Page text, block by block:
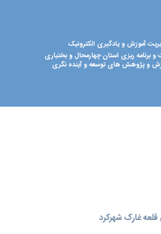
آموزش و یادگیری الکترونیک
و برنامه ریزی استان چهارمحال و بختیاری
و پژوهش های توسعه و آینده نگری
غارک شهرکرد